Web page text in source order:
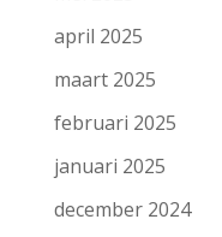
april 2025
maart 2025
februari 2025
januari 2025
december 2024